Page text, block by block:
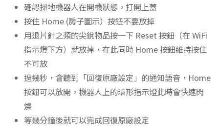
確認掃地機器人在開機狀態，打開上蓋
按住 Home (房子圖示）按鈕不要放掉
用退片針之類的尖銳物品按一下 Reset 按鈕（在 WiFi
指示燈下方）就放掉，在此同時 Home 按鈕維持按住
不可放
過幾秒，會聽到「回復原廠設定」的通知語音，Home
按鈕可以放開，機器人上的環形指示燈此時會快速閃
爍
等幾分鐘後就可以完成回復原廠設定